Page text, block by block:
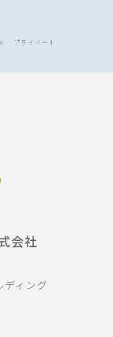
プライベート
会社
ィング